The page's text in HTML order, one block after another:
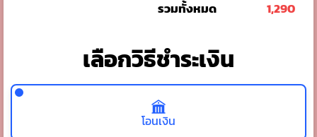
รวมทั้งหมด
1,290
เลือกวิธีชำระเงิน
โอนเงิน